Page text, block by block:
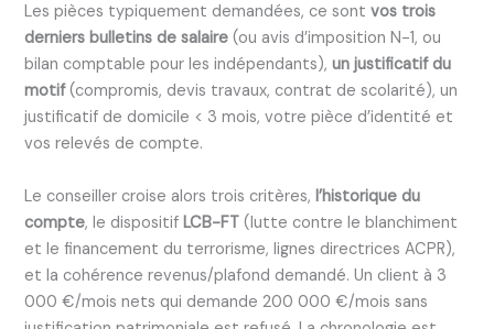
Les pièces typiquement demandées, ce sontvos trois
derniers bulletins de salaire (ou avis d’imposition N-1, ou
bilan comptable pour les indépendants),un justificatif du
motif(compromis, devis travaux, contrat de scolarité), un
justificatif de domicile < 3 mois, votre pièce d’identité et
vos relevés de compte.
Le conseiller croise alors trois critères,l’historique du
compte, le dispositifLCB-FT (lutte contre le blanchiment
et le financement du terrorisme, lignes directrices ACPR),
et la cohérence revenus/plafond demandé. Un client à 3
000 €/mois nets qui demande 200 000 €/mois sans